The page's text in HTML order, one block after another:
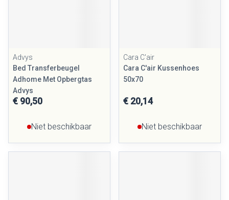
Advys
Bed Transferbeugel
Adhome Met Opbergtas
Advys
€ 90,50
Niet beschikbaar
Cara C'air
Cara C'air Kussenhoes
50x70
€ 20,14
Niet beschikbaar